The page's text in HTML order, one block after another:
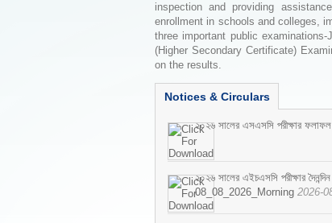
inspection and providing
enrollment in schools and colleges,
three important public
(Higher Secondary Certificate)
on the results.
Notices & Circulars
২০২৬ সালের এসএসসি পরীক্ষার
২০২৬ সালের এইচএসসি পরীক্ষার দৈনন্দিন
08_08_2026_Morning 2026-